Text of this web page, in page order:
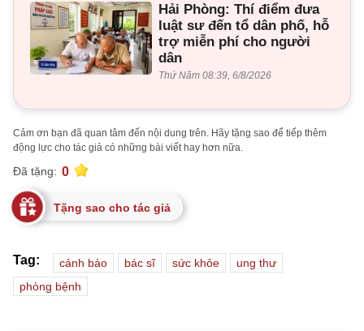
Hải Phòng: Thí điểm đưa
luật sư đến tổ dân phố, hỗ
trợ miễn phí cho người
dân
Thứ Năm 08:39, 6/8/2026
Cảm ơn bạn đã quan tâm đến nội dung trên. Hãy tặng sao để tiếp thêm
động lực cho tác giả có những bài viết hay hơn nữa.
Đã tặng: 0
Tặng sao cho tác giả
Tag: cảnh báo bác sĩ sức khỏe
ung thư
phòng bệnh